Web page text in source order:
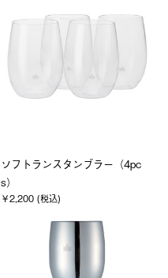
ソフトランスタンブラー（4pc
s）
￥2,200 (税込)